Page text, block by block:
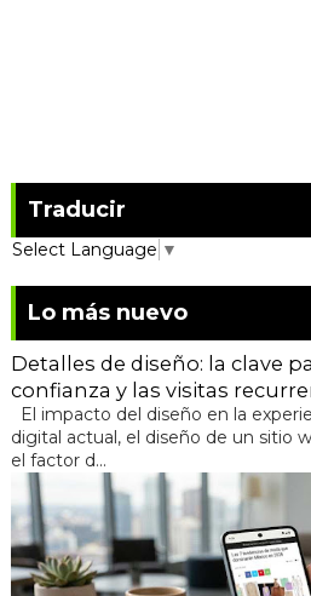
Traducir
Select Language ▼
Lo más nuevo
Detalles de diseño: la clave
confianza y las visitas
El impacto del diseño en la
digital actual, el diseño de un sitio
el factor d...